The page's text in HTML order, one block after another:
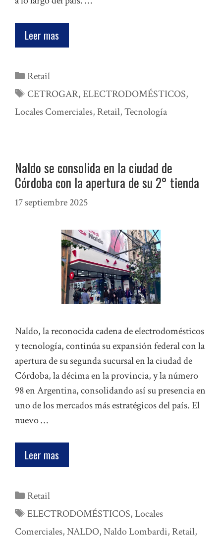
Leer mas
Categorías
Retail
Etiquetas
CETROGAR,ELECTRODOMÉSTICOS,
Locales Comerciales, Retail,Tecnología
Naldo se consolida en la ciudad de
Córdoba con la apertura de su 2° tienda
17 septiembre 2025
Naldo, la reconocida cadena de electrodomésticos
y tecnología, continúa su expansión federal con la
apertura de su segunda sucursal en la ciudad de
Córdoba, la décima en la provincia, y la número
98 en Argentina, consolidando así su presencia en
uno de los mercados más estratégicos del país. El
nuevo …
Leer mas
Categorías
Retail
Etiquetas
ELECTRODOMÉSTICOS,Locales
Comerciales,NALDO,Naldo Lombardi, Retail,